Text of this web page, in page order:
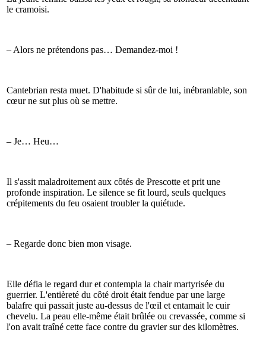
le cramoisi.
– Alors ne prétendons pas… Demandez-moi !
Cantebrian resta muet. D'habitude si sûr de lui, inébranlable, son
cœur ne sut plus où se mettre.
– Je… Heu…
Il s'assit maladroitement aux côtés de Prescotte et prit une
profonde inspiration. Le silence se fit lourd, seuls quelques
crépitements du feu osaient troubler la quiétude.
– Regarde donc bien mon visage.
Elle défia le regard dur et contempla la chair martyrisée du
guerrier. L'entièreté du côté droit était fendue par une large
balafre qui passait juste au-dessus de l'œil et entamait le cuir
chevelu. La peau elle-même était brûlée ou crevassée, comme si
l'on avait traîné cette face contre du gravier sur des kilomètres.